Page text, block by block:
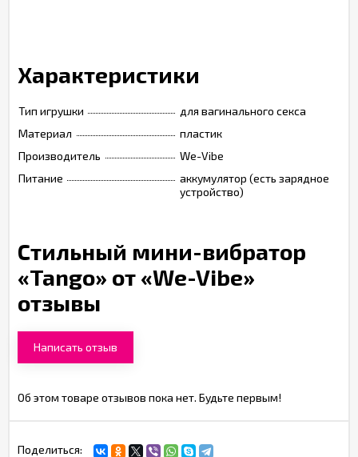
Характеристики
Тип игрушки
для вагинального секса
Материал
пластик
Производитель
We-Vibe
Питание
аккумулятор (есть зарядное
устройство)
Cтильный мини-вибратор
«Tango» от «We-Vibe»
отзывы
Написать отзыв
Об этом товаре отзывов пока нет. Будьте первым!
Поделиться: